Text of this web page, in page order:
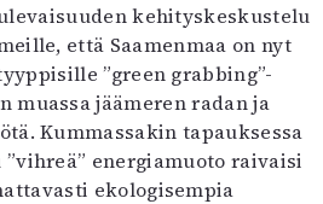
kehityskeskustelu
että Saamenmaa on nyt
”green grabbing”-
muassa jäämeren radan ja
Kummassakin tapauksessa
energiamuoto raivaisi
ekologisempia